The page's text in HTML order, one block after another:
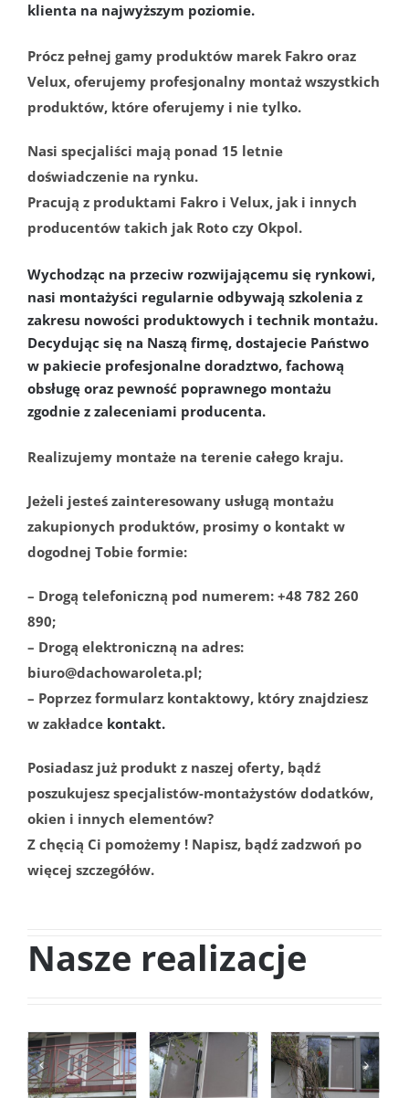
klienta na najwyższym poziomie.
Prócz pełnej gamy produktów marek Fakro oraz
Velux, oferujemy profesjonalny montaż wszystkich
produktów, które oferujemy i nie tylko.
Nasi specjaliści mają ponad 15 letnie
doświadczenie na rynku.
Pracują z produktami Fakro i Velux, jak i innych
producentów takich jak Roto czy Okpol.
Wychodząc na przeciw rozwijającemu się rynkowi,
nasi montażyści regularnie odbywają szkolenia z
zakresu nowości produktowych i technik montażu.
Decydując się na Naszą firmę, dostajecie Państwo
w pakiecie profesjonalne doradztwo, fachową
obsługę oraz pewność poprawnego montażu
zgodnie z zaleceniami producenta.
Realizujemy montaże na terenie całego kraju.
Jeżeli jesteś zainteresowany usługą montażu
zakupionych produktów, prosimy o kontakt w
dogodnej Tobie formie:
– Drogą telefoniczną pod numerem: +48 782 260
890;
– Drogą elektroniczną na adres:
biuro@dachowaroleta.pl;
– Poprzez formularz kontaktowy, który znajdziesz
w zakładce kontakt.
Posiadasz już produkt z naszej oferty, bądź
poszukujesz specjalistów-montażystów dodatków,
okien i innych elementów?
Z chęcią Ci pomożemy ! Napisz, bądź zadzwoń po
więcej szczegółów.
Nasze realizacje